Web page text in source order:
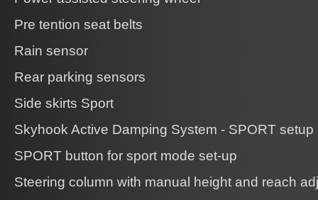
Pre tention seat belts
Rain sensor
Rear parking sensors
Side skirts Sport
Skyhook Active Damping System - SPORT setup
SPORT button for sport mode set-up
Steering column with manual height and reach